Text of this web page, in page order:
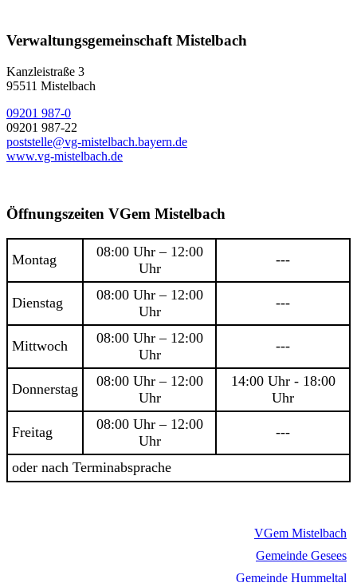
Verwaltungsgemeinschaft Mistelbach
Kanzleistraße 3
95511 Mistelbach
09201 987-0
09201 987-22
poststelle@vg-mistelbach.bayern.de
www.vg-mistelbach.de
Öffnungszeiten VGem Mistelbach
Montag
08:00 Uhr – 12:00
Uhr
---
Dienstag
08:00 Uhr – 12:00
Uhr
---
Mittwoch
08:00 Uhr – 12:00
Uhr
---
Donnerstag
08:00 Uhr – 12:00
Uhr
14:00 Uhr - 18:00
Uhr
Freitag
08:00 Uhr – 12:00
Uhr
---
oder nach Terminabsprache
VGem Mistelbach
Gemeinde Gesees
Gemeinde Hummeltal